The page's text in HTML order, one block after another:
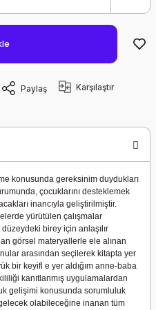
Paylaş Karşılaştır
konusunda gereksinim duydukları
çocuklarını desteklemek
inancıyla geliştirilmiştir.
yürütülen çalışmalar
birey için anlaşılır
görsel materyallerle ele alınan
arasından seçilerek kitapta yer
bir keyifl e yer aldığım anne-baba
kanıtlanmış uygulamalardan
gelişimi konusunda sorumluluk
olabileceğine inanan tüm